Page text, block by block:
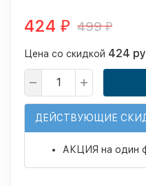
424 ₽ 499₽
Цена со скидкой 424
ДЕЙСТВУЮЩИЕ
АКЦИЯ на один